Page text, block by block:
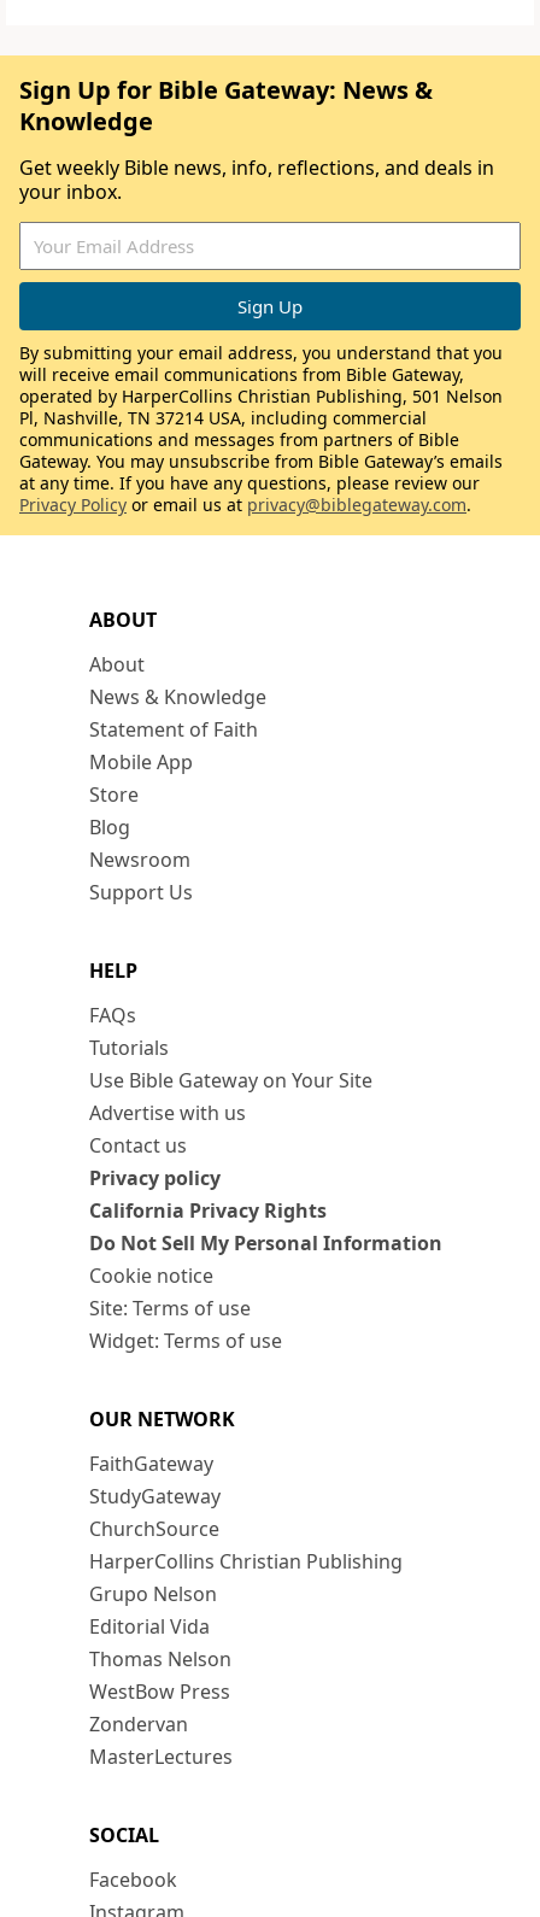
ABOUT
About
News & Knowledge
Statement of Faith
Mobile App
Store
Blog
Newsroom
Support Us
HELP
FAQs
Tutorials
Use Bible Gateway on Your Site
Advertise with us
Contact us
Privacy policy
California Privacy Rights
Do Not Sell My Personal Information
Cookie notice
Site: Terms of use
Widget: Terms of use
OUR NETWORK
FaithGateway
StudyGateway
ChurchSource
HarperCollins Christian Publishing
Grupo Nelson
Editorial Vida
Thomas Nelson
WestBow Press
Zondervan
MasterLectures
SOCIAL
Facebook
Sign Up for Bible Gateway: News &
Knowledge
Get weekly Bible news, info, reflections, and deals in
your inbox.
By submitting your email address, you understand that you
will receive email communications from Bible Gateway,
operated by HarperCollins Christian Publishing, 501 Nelson
Pl, Nashville, TN 37214 USA, including commercial
communications and messages from partners of Bible
Gateway. You may unsubscribe from Bible Gateway’s emails
at any time. If you have any questions, please review our
Privacy Policy or email us at privacy@biblegateway.com.